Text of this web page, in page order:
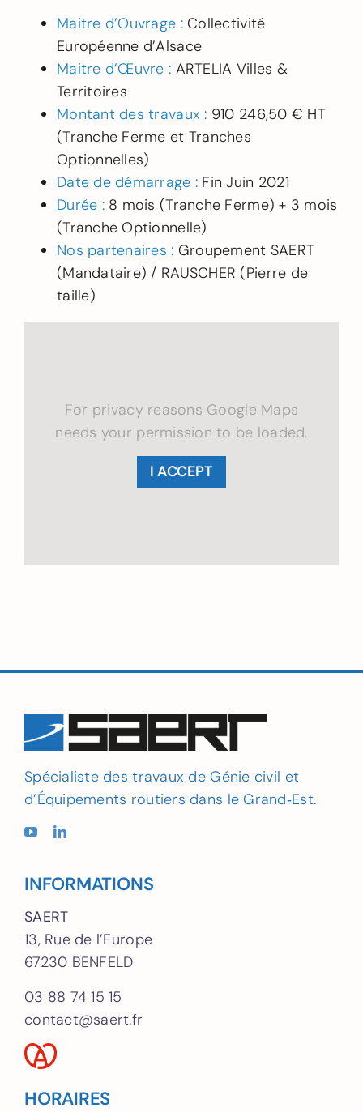
Maitre d’Ouvrage :Collectivité
Européenne d’Alsace
Maitre d’Œuvre : ARTELIA Villes &
Territoires
Montant des travaux : 910 246,50 € HT
(Tranche Ferme et Tranches
Optionnelles)
Date de démarrage : Fin Juin 2021
Durée :8 mois (Tranche Ferme) + 3 mois
(Tranche Optionnelle)
Nos partenaires : Groupement SAERT
(Mandataire) / RAUSCHER (Pierre de
taille)
For privacy reasons Google Maps
needs your permission to be loaded.
I ACCEPT
Spécialiste des travaux de Génie civil et
d’Équipements routiers dans le Grand‑Est.
INFORMATIONS
SAERT
13, Rue de l’Europe
67230 BENFELD
03 88 74 15 15
contact@saert.fr
HORAIRES